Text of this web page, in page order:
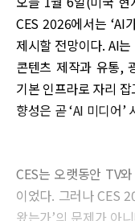
CES 2026에서는 ‘AI
제시할 전망이다. AI
콘텐츠 제작과 유통,
기본 인프라로 자리
향성은 곧 ‘AI 미디어
CES는 오랫동안 TV
이었다. 그러나 CES